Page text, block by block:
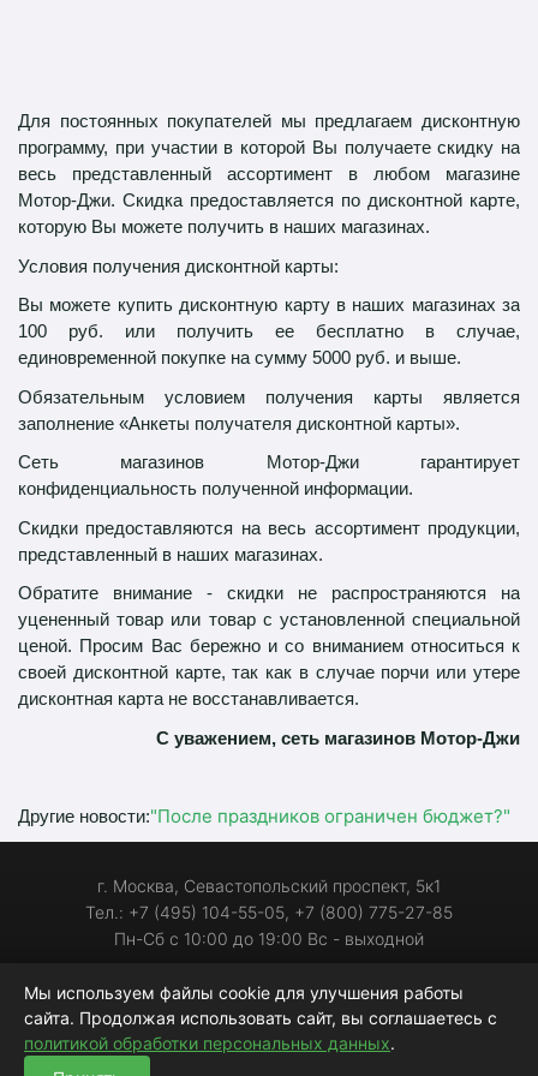
Для постоянных покупателей мы предлагаем дисконтную
программу, при участии в которой Вы получаете скидку на
весь представленный ассортимент в любом магазине
Мотор-Джи. Скидка предоставляется по дисконтной карте,
которую Вы можете получить в наших магазинах.
Условия получения дисконтной карты:
Вы можете купить дисконтную карту в наших магазинах за
100 руб. или получить ее бесплатно в случае,
единовременной покупке на сумму 5000 руб. и выше.
Обязательным условием получения карты является
заполнение «Анкеты получателя дисконтной карты».
Сеть магазинов Мотор-Джи гарантирует
конфиденциальность полученной информации.
Скидки предоставляются на весь ассортимент продукции,
представленный в наших магазинах.
Обратите внимание - скидки не распространяются на
уцененный товар или товар с установленной специальной
ценой. Просим Вас бережно и со вниманием относиться к
своей дисконтной карте, так как в случае порчи или утере
дисконтная карта не восстанавливается.
С уважением, cеть магазинов Мотор-Джи
Другие новости:"После праздников ограничен бюджет?"
г. Москва, Севастопольский проспект, 5к1
Тел.: +7 (495) 104-55-05, +7 (800) 775-27-85
Пн-Сб с 10:00 до 19:00 Вс - выходной
С 2006 года на рынке автозапчастей
Индекс качества сайта (ИКС): 240
Мы используем файлы cookie для улучшения работы
сайта. Продолжая использовать сайт, вы соглашаетесь с
политикой обработки персональных данных.